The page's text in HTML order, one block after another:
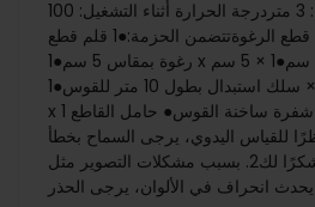
سمطول كبل الطاقة: 3 متردرجة الحرارة أثناء التشغيل: 100
درجة مئويةالتطبيق: قلم قطع الرغوةتتضمن الحزمة:●1 قلم قطع
رغوة بمقاس 5 سم●1 x قلم قطع الرغوة بطول 10 سم●1 × 5 سم
منحني حرارة السكين● 1 × سلك استبدال بطول 10 متر للقوس●1
x شفرة ساخنة القوس● حامل القاطع 1 x●1 x محول محول●1 ×
للقياس اليدوي، يرجى السماح بخطأ
قد يصل إلى 1-3 سم، شكرًا لك2. بسبب مشكلات التصوير مثل